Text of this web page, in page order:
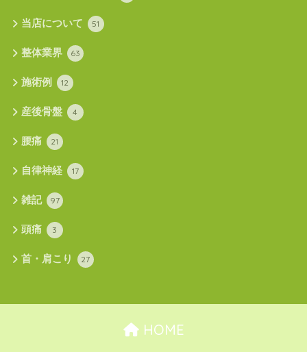
当店について 51
整体業界 63
施術例 12
産後骨盤 4
腰痛 21
自律神経 17
雑記 97
頭痛 3
首・肩こり 27
HOME